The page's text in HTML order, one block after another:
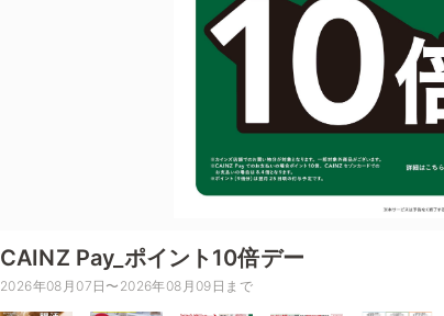
CAINZ Pay_ポイント10倍デー
2026年08月07日〜2026年08月09日まで